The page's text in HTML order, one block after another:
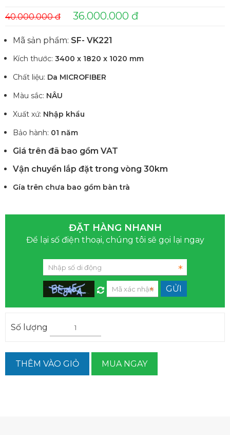
40.000.000 đ 36.000.000 đ
Mã sản phẩm: SF- VK221
Kích thước: 3400 x 1820 x 1020 mm
Chất liệu: Da MICROFIBER
Màu sắc: NÂU
Xuất xứ: Nhập khẩu
Bảo hành: 01 năm
Giá trên đã bao gồm VAT
Vận chuyển lắp đặt trong vòng 30km
Gía trên chưa bao gồm bàn trà
ĐẶT HÀNG NHANH
Để lại số điện thoại, chúng tôi sẽ gọi lại ngay
Số lượng
THÊM VÀO GIỎ MUA NGAY